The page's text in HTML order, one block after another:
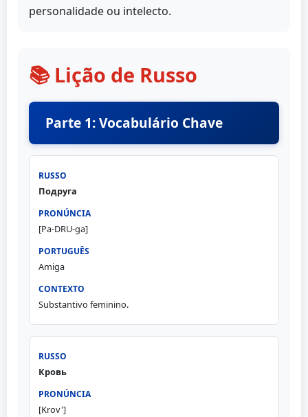
personalidade ou intelecto.
📚 Lição de Russo
Parte 1: Vocabulário Chave
Подруга
[Pa-DRU-ga]
Amiga
Substantivo feminino.
Кровь
[Krov']